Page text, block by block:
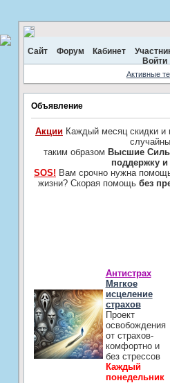
Сайт Форум Кабинет
Войти
Активные
Объявление
АкцииКаждый месяц скидки и
таким образом Высшие
поддержку
SOS! Вам срочно нужна
жизни? Скорая помощь без
Антистрах
Мягкое
исцеление
страхов
Проект
освобождения
от страхов-
комфортно и
без стрессов
Каждый
понедельник